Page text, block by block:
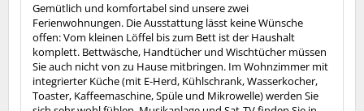
Gemütlich und komfortabel sind unsere zwei
Ferienwohnungen. Die Ausstattung lässt keine Wünsche
offen: Vom kleinen Löffel bis zum Bett ist der Haushalt
komplett. Bettwäsche, Handtücher und Wischtücher müssen
Sie auch nicht von zu Hause mitbringen. Im Wohnzimmer mit
integrierter Küche (mit E-Herd, Kühlschrank, Wasserkocher,
Toaster, Kaffeemaschine, Spüle und Mikrowelle) werden Sie